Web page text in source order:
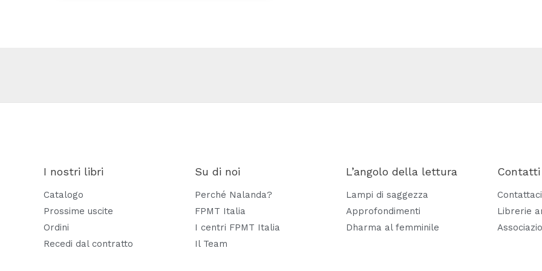
I nostri libri
Catalogo
Prossime uscite
Ordini
Recedi dal contratto
Su di noi
Perché Nalanda?
FPMT Italia
I centri FPMT Italia
Il Team
L’angolo della lettura
Lampi di saggezza
Approfondimenti
Dharma al femminile
Contatti
Contattaci
Librerie